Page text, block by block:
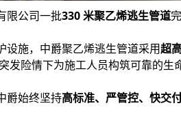
公司一批330 米聚乙烯逃生管道
施，中爵聚乙烯逃生管道采用超
发险情下为施工人员构筑可靠的生
始终坚持高标准、严管控、快交